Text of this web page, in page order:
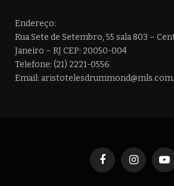
Endereço:
Rua Sete de Setembro, 55 sala 803 –
Janeiro – RJ CEP: 20050-004
Telefone: (21) 2221-0556
Email:
FacebookInstagram